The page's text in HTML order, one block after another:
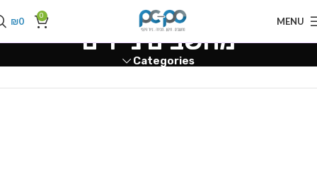
MENU
0
₪0
מחשבים ניידים
Categories